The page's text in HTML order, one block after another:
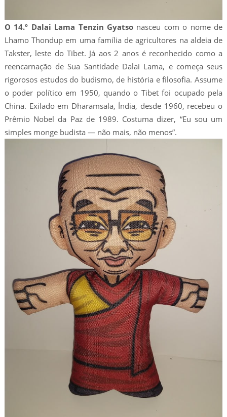
O 14.º Dalai Lama Tenzin Gyatso nasceu com o nome de
Lhamo Thondup em uma família de agricultores na aldeia de
Takster, leste do Tibet. Já aos 2 anos é reconhecido como a
reencarnação de Sua Santidade Dalai Lama, e começa seus
rigorosos estudos do budismo, de história e filosofia. Assume
o poder político em 1950, quando o Tibet foi ocupado pela
China. Exilado em Dharamsala, Índia, desde 1960, recebeu o
Prêmio Nobel da Paz de 1989. Costuma dizer, “Eu sou um
simples monge budista — não mais, não menos”.